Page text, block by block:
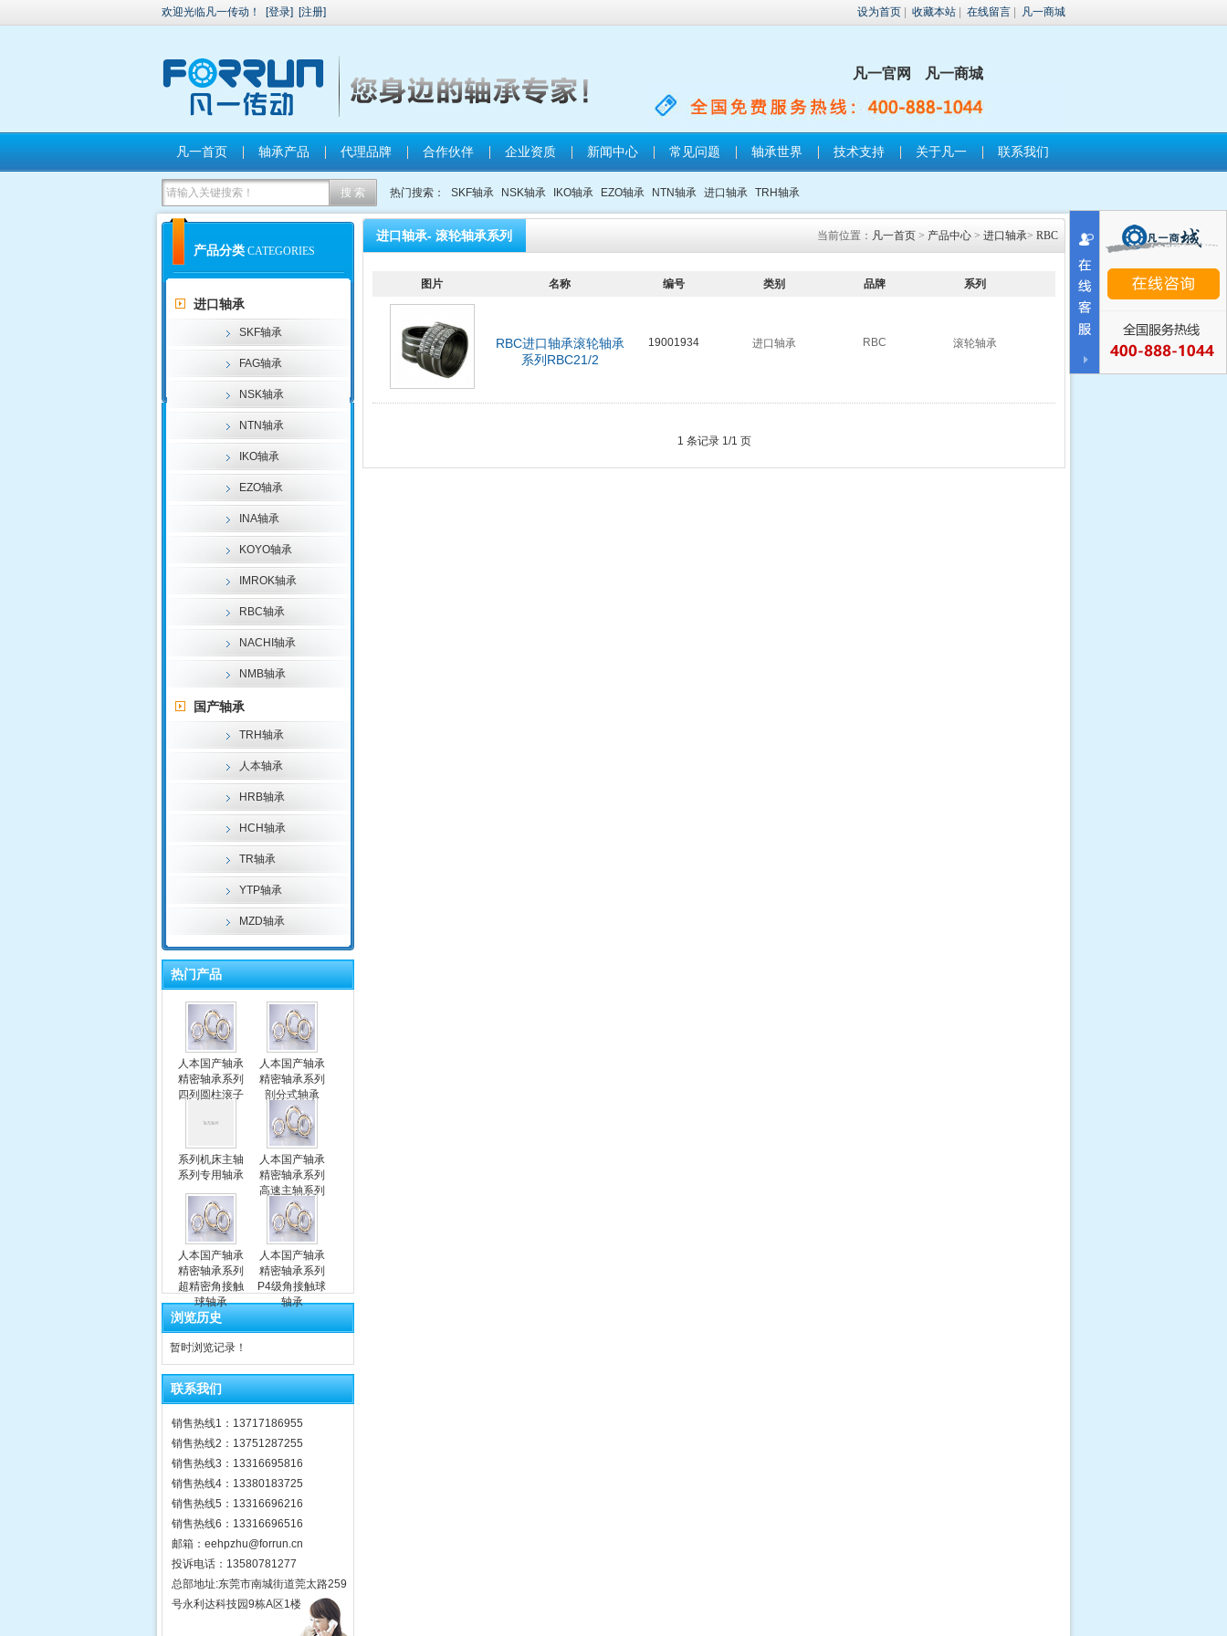
欢迎光临凡一传动！ [登录] [注册] 设为首页 收藏本站 在线留言 凡一商城
凡一官网 凡一商城
凡一首页 轴承产品 代理品牌 合作伙伴 企业资质 新闻中心 常见问题 轴承世界 技术支持 关于凡一 联系我们
热门搜索： SKF轴承 NSK轴承 IKO轴承 EZO轴承 NTN轴承 进口轴承 TRH轴承
产品分类 CATEGORIES
进口轴承
SKF轴承
FAG轴承
NSK轴承
NTN轴承
IKO轴承
EZO轴承
INA轴承
KOYO轴承
IMROK轴承
RBC轴承
NACHI轴承
NMB轴承
国产轴承
TRH轴承
人本轴承
HRB轴承
HCH轴承
TR轴承
YTP轴承
MZD轴承
热门产品
人本国产轴承
精密轴承系列
四列圆柱滚子
人本国产轴承
精密轴承系列
剖分式轴承
系列机床主轴
系列专用轴承
人本国产轴承
精密轴承系列
高速主轴系列
专用轴承
人本国产轴承
精密轴承系列
超精密角接触
球轴承
人本国产轴承
精密轴承系列
P4级角接触球
轴承
浏览历史
暂时浏览记录！
联系我们
销售热线1：13717186955
销售热线2：13751287255
销售热线3：13316695816
销售热线4：13380183725
销售热线5：13316696216
销售热线6：13316696516
邮箱：eehpzhu@for​run.cn
投诉电话：13580781277
总部地址:东莞市南城街道莞太路259
号永利达科技园9栋A区1楼
进口轴承- 滚轮轴承系列 当前位置： 凡一首页 > 产品中心 > 进口轴承> RBC
图片 名称 编号 类别 品牌 系列
RBC进口轴承滚轮轴承
系列RBC21/2
19001934 进口轴承 RBC 滚轮轴承
1 条记录 1/1 页